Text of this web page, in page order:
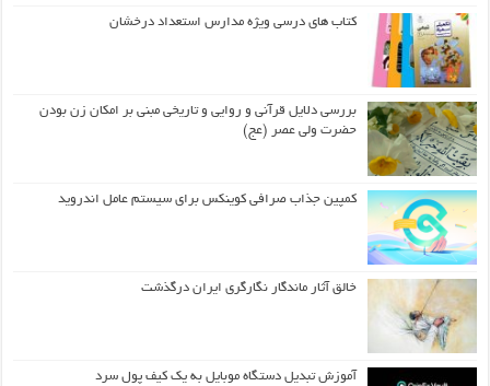
کتاب های درسی ویژه مدارس استعداد درخشان
بررسی دلایل قرآنی و روایی و تاریخی مبنی بر امکان زن بودن
حضرت ولی عصر (عج)
کمپین جذاب صرافی کوینکس برای سیستم عامل اندروید
خالق آثار ماندگار نگارگری ایران درگذشت
آموزش تبدیل دستگاه موبایل به یک کیف‌ پول سرد